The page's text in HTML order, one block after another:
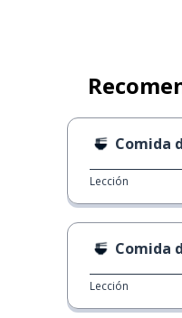
Comida
Lección
Comida
Lección